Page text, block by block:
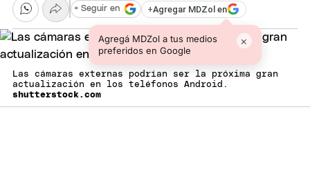
+Agregar MDZol en
Agregá MDZol a tus medios
preferidos en Google
×
+ Seguir en
Las cámaras externas podrían ser la próxima gran
actualización en los teléfonos Android.
shutterstock.com